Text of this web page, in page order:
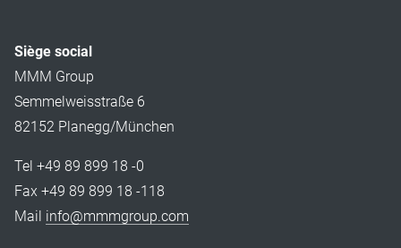
Siège social
MMM Group
Semmelweisstraße 6
82152 Planegg/München
Tel +49 89 899 18 -0
Fax +49 89 899 18 -118
Mail info@mmmgroup.com